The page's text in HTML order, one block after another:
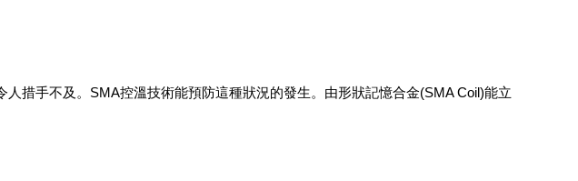
措手不及。SMA控溫技術能預防這種狀況的發生。由形狀記憶合金(SMA Coil)能立